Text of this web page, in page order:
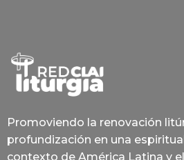
Promoviendo la renovación
profundización en una
contexto de América Latina y